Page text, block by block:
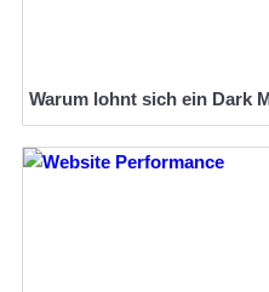
Warum lohnt sich ein Dark